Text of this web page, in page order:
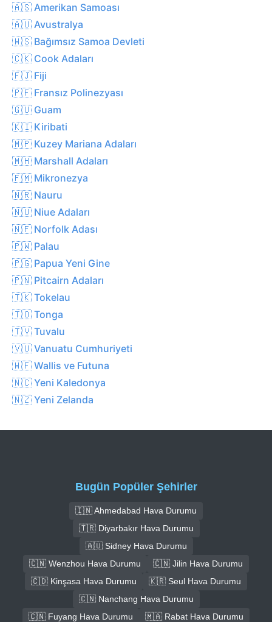
🇦🇸 Amerikan Samoası
🇦🇺 Avustralya
🇼🇸 Bağımsız Samoa Devleti
🇨🇰 Cook Adaları
🇫🇯 Fiji
🇵🇫 Fransız Polinezyası
🇬🇺 Guam
🇰🇮 Kiribati
🇲🇵 Kuzey Mariana Adaları
🇲🇭 Marshall Adaları
🇫🇲 Mikronezya
🇳🇷 Nauru
🇳🇺 Niue Adaları
🇳🇫 Norfolk Adası
🇵🇼 Palau
🇵🇬 Papua Yeni Gine
🇵🇳 Pitcairn Adaları
🇹🇰 Tokelau
🇹🇴 Tonga
🇹🇻 Tuvalu
🇻🇺 Vanuatu Cumhuriyeti
🇼🇫 Wallis ve Futuna
🇳🇨 Yeni Kaledonya
🇳🇿 Yeni Zelanda
Bugün Popüler Şehirler
🇮🇳 Ahmedabad Hava Durumu
🇹🇷 Diyarbakır Hava Durumu
🇦🇺 Sidney Hava Durumu
🇨🇳 Wenzhou Hava Durumu
🇨🇳 Jilin Hava Durumu
🇨🇩 Kinşasa Hava Durumu
🇰🇷 Seul Hava Durumu
🇨🇳 Nanchang Hava Durumu
🇨🇳 Fuyang Hava Durumu
🇲🇦 Rabat Hava Durumu